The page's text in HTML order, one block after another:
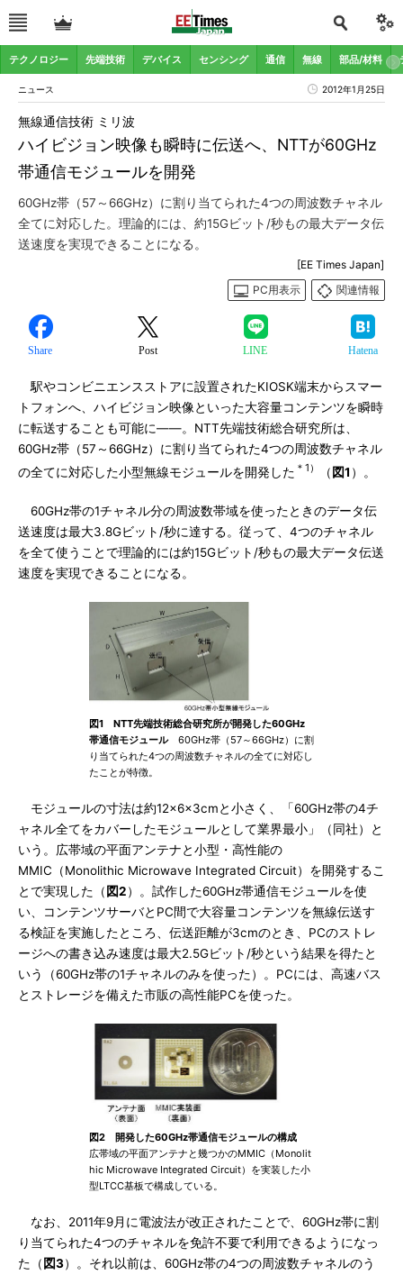
テクノロジー 先端技術 デバイス センシング 通信 無線 部品/材料
ニュース 2012年1月25日
ハイビジョン映像も瞬時に伝送へ、NTTが60GHz
帯通信モジュールを開発
無線通信技術 ミリ波
60GHz帯（57～66GHz）に割り当てられた4つの周波数チャネル
全てに対応した。理論的には、約15Gビット/秒もの最大データ伝
送速度を実現できることになる。
[EE Times Japan]
PC用表示
関連情報
Share Post LINE Hatena
駅やコンビニエンスストアに設置されたKIOSK端末からスマー
トフォンへ、ハイビジョン映像といった大容量コンテンツを瞬時
に転送することも可能に――。NTT先端技術総合研究所は、
60GHz帯（57～66GHz）に割り当てられた4つの周波数チャネル
の全てに対応した小型無線モジュールを開発した ＊1） （図1 ）。
60GHz帯の1チャネル分の周波数帯域を使ったときのデータ伝
送速度は最大3.8Gビット/秒に達する。従って、4つのチャネル
を全て使うことで理論的には約15Gビット/秒もの最大データ伝送
速度を実現できることになる。
図1 NTT先端技術総合研究所が開発した60GHz
帯通信モジュール60GHz帯（57～66GHz）に割
り当てられた4つの周波数チャネルの全てに対応し
たことが特徴。
モジュールの寸法は約12×6×3cmと小さく、「60GHz帯の4チ
ャネル全てをカバーしたモジュールとして業界最小」（同社）と
いう。広帯域の平面アンテナと小型・高性能の
MMIC（Monolithic Microwave Integrated Circuit）を開発するこ
とで実現した（図2）。試作した60GHz帯通信モジュールを使
い、コンテンツサーバとPC間で大容量コンテンツを無線伝送す
る検証を実施したところ、伝送距離が3cmのとき、PCのストレ
ージへの書き込み速度は最大2.5Gビット/秒という結果を得たと
いう（60GHz帯の1チャネルのみを使った）。PCには、高速バス
とストレージを備えた市販の高性能PCを使った。
図2 開発した60GHz帯通信モジュールの構成
広帯域の平面アンテナと幾つかのMMIC（Monolit
hic Microwave Integrated Circuit）を実装した小
型LTCC基板で構成している。
なお、2011年9月に電波法が改正されたことで、60GHz帯に割
り当てられた4つのチャネルを免許不要で利用できるようになっ
た（図3）。それ以前は、60GHz帯の4つの周波数チャネルのう